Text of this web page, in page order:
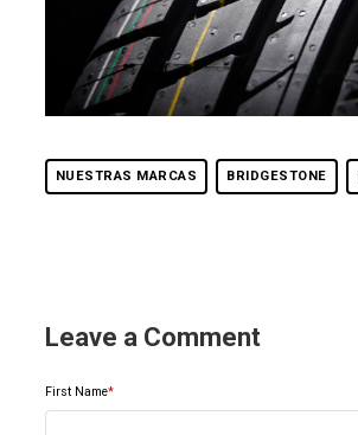
NUESTRAS MARCAS BRIDGESTONE
Leave a Comment
First Name*